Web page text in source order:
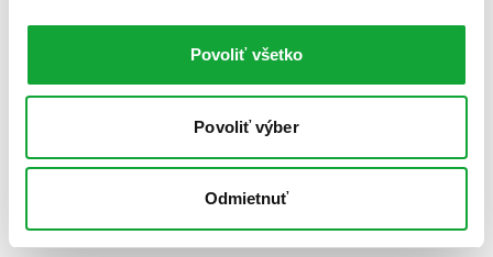
Povoliť všetko
Povoliť výber
Odmietnuť